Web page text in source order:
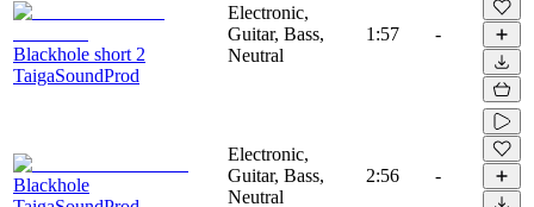
Blackhole short 2
TaigaSoundProd
Electronic,
Guitar, Bass,
Neutral
1:57 -
Blackhole
Electronic,
Guitar, Bass,
Neutral
2:56 -